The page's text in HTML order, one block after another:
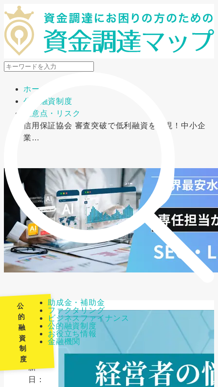
メニューを開閉
助成金・補助金
ファクタリング
ビジネスファイナンス
公的融資制度
お役立ち情報
金融機関
ホーム
公的融資制度
注意点・リスク
信用保証協会 審査突破で低利融資を実現！中小企
業…
公
的
融
資
制
度
新
日：